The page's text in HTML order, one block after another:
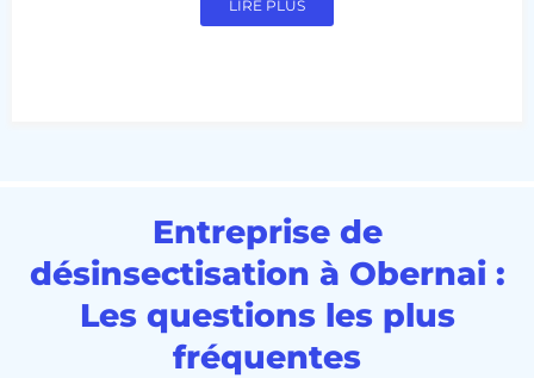
LIRE PLUS
Entreprise de
désinsectisation à Obernai :
Les questions les plus
fréquentes